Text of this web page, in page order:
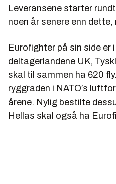
Leveransene starter
noen år senere enn
Eurofighter på sin side er
deltagerlandene UK,
skal til sammen ha 620
ryggraden i NATO’s
årene. Nylig bestilte
Hellas skal også ha